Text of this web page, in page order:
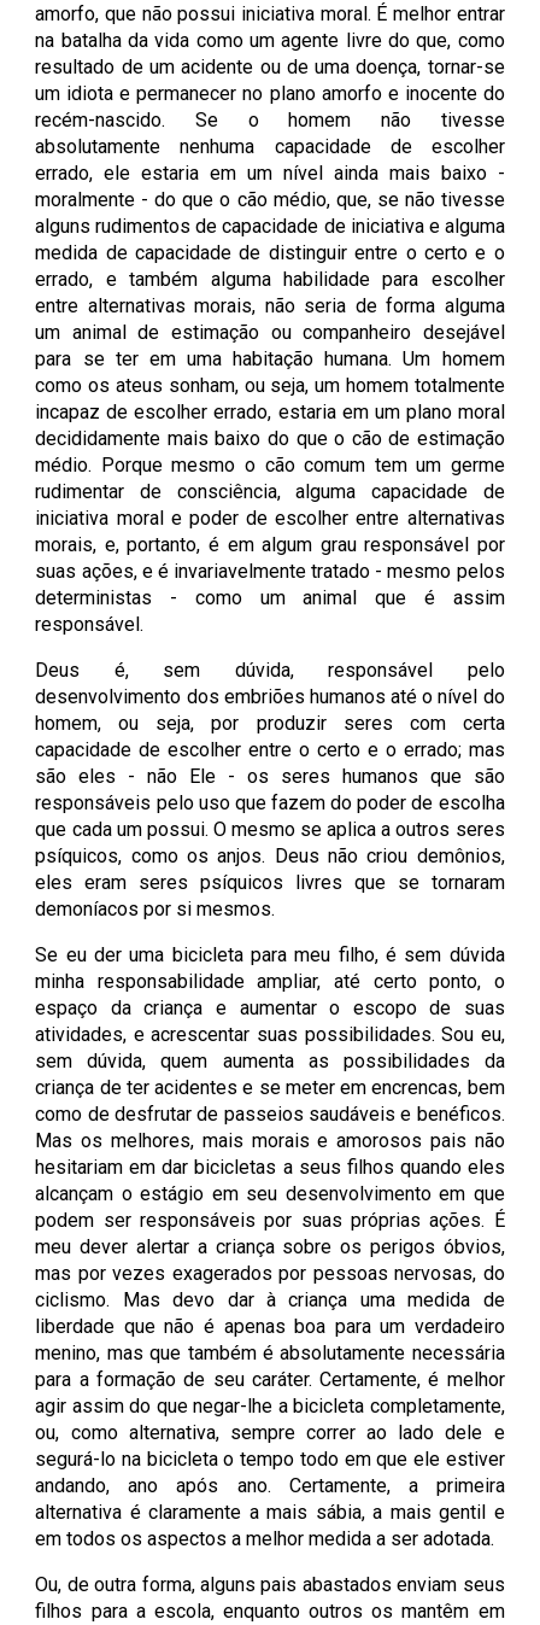
amorfo, que não possui iniciativa moral. É melhor entrar
na batalha da vida como um agente livre do que, como
resultado de um acidente ou de uma doença, tornar-se
um idiota e permanecer no plano amorfo e inocente do
recém-nascido. Se o homem não tivesse
absolutamente nenhuma capacidade de escolher
errado, ele estaria em um nível ainda mais baixo -
moralmente - do que o cão médio, que, se não tivesse
alguns rudimentos de capacidade de iniciativa e alguma
medida de capacidade de distinguir entre o certo e o
errado, e também alguma habilidade para escolher
entre alternativas morais, não seria de forma alguma
um animal de estimação ou companheiro desejável
para se ter em uma habitação humana. Um homem
como os ateus sonham, ou seja, um homem totalmente
incapaz de escolher errado, estaria em um plano moral
decididamente mais baixo do que o cão de estimação
médio. Porque mesmo o cão comum tem um germe
rudimentar de consciência, alguma capacidade de
iniciativa moral e poder de escolher entre alternativas
morais, e, portanto, é em algum grau responsável por
suas ações, e é invariavelmente tratado - mesmo pelos
deterministas - como um animal que é assim
responsável.
Deus é, sem dúvida, responsável pelo
desenvolvimento dos embriões humanos até o nível do
homem, ou seja, por produzir seres com certa
capacidade de escolher entre o certo e o errado; mas
são eles - não Ele - os seres humanos que são
responsáveis pelo uso que fazem do poder de escolha
que cada um possui. O mesmo se aplica a outros seres
psíquicos, como os anjos. Deus não criou demônios,
eles eram seres psíquicos livres que se tornaram
demoníacos por si mesmos.
Se eu der uma bicicleta para meu filho, é sem dúvida
minha responsabilidade ampliar, até certo ponto, o
espaço da criança e aumentar o escopo de suas
atividades, e acrescentar suas possibilidades. Sou eu,
sem dúvida, quem aumenta as possibilidades da
criança de ter acidentes e se meter em encrencas, bem
como de desfrutar de passeios saudáveis e benéficos.
Mas os melhores, mais morais e amorosos pais não
hesitariam em dar bicicletas a seus filhos quando eles
alcançam o estágio em seu desenvolvimento em que
podem ser responsáveis por suas próprias ações. É
meu dever alertar a criança sobre os perigos óbvios,
mas por vezes exagerados por pessoas nervosas, do
ciclismo. Mas devo dar à criança uma medida de
liberdade que não é apenas boa para um verdadeiro
menino, mas que também é absolutamente necessária
para a formação de seu caráter. Certamente, é melhor
agir assim do que negar-lhe a bicicleta completamente,
ou, como alternativa, sempre correr ao lado dele e
segurá-lo na bicicleta o tempo todo em que ele estiver
andando, ano após ano. Certamente, a primeira
alternativa é claramente a mais sábia, a mais gentil e
em todos os aspectos a melhor medida a ser adotada.
Ou, de outra forma, alguns pais abastados enviam seus
filhos para a escola, enquanto outros os mantêm em